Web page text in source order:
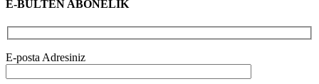
E-BÜLTEN ABONELİK
E-posta Adresiniz